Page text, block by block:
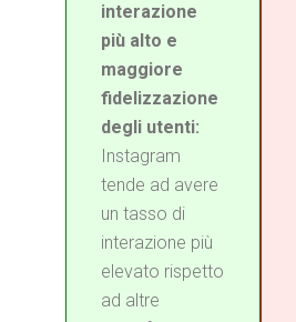
interazione
più alto e
maggiore
fidelizzazione
degli utenti:
Instagram
tende ad avere
un tasso di
interazione più
elevato rispetto
ad altre